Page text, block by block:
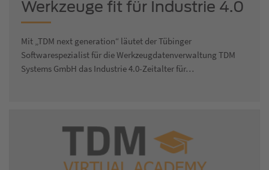
Werkzeuge fit für Industrie 4.0
Mit „TDM next generation“ läutet der Tübinger
Softwarespezialist für die Werkzeugdatenverwaltung TDM
Systems GmbH das Industrie 4.0-Zeitalter für…